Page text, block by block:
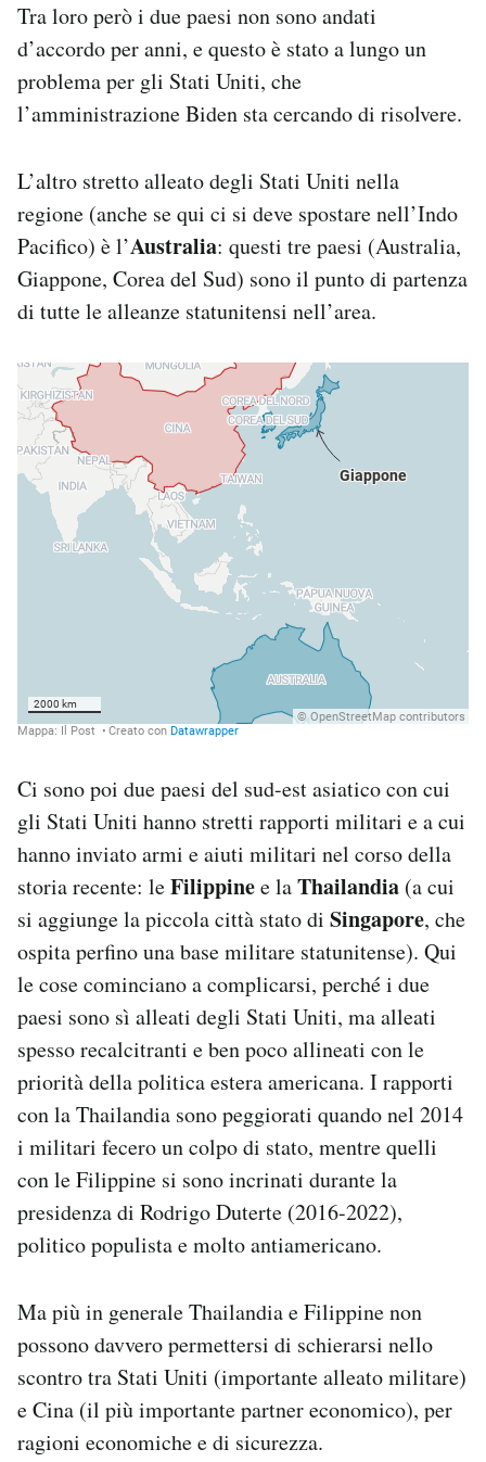
Tra loro però i due paesi non sono andati
d’accordo per anni, e questo è stato a lungo un
problema per gli Stati Uniti, che
l’amministrazione Biden sta cercando di risolvere.
L’altro stretto alleato degli Stati Uniti nella
regione (anche se qui ci si deve spostare nell’Indo
Pacifico) è l’Australia: questi tre paesi (Australia,
Giappone, Corea del Sud) sono il punto di partenza
di tutte le alleanze statunitensi nell’area.
Ci sono poi due paesi del sud-est asiatico con cui
gli Stati Uniti hanno stretti rapporti militari e a cui
hanno inviato armi e aiuti militari nel corso della
storia recente: leFilippinee laThailandia (a cui
si aggiunge la piccola città stato di Singapore, che
ospita perfino una base militare statunitense). Qui
le cose cominciano a complicarsi, perché i due
paesi sono sì alleati degli Stati Uniti, ma alleati
spesso recalcitranti e ben poco allineati con le
priorità della politica estera americana. I rapporti
con la Thailandia sono peggiorati quando nel 2014
i militari fecero un colpo di stato, mentre quelli
con le Filippine si sono incrinati durante la
presidenza di Rodrigo Duterte (2016-2022),
politico populista e molto antiamericano.
Ma più in generale Thailandia e Filippine non
possono davvero permettersi di schierarsi nello
scontro tra Stati Uniti (importante alleato militare)
e Cina (il più importante partner economico), per
ragioni economiche e di sicurezza.